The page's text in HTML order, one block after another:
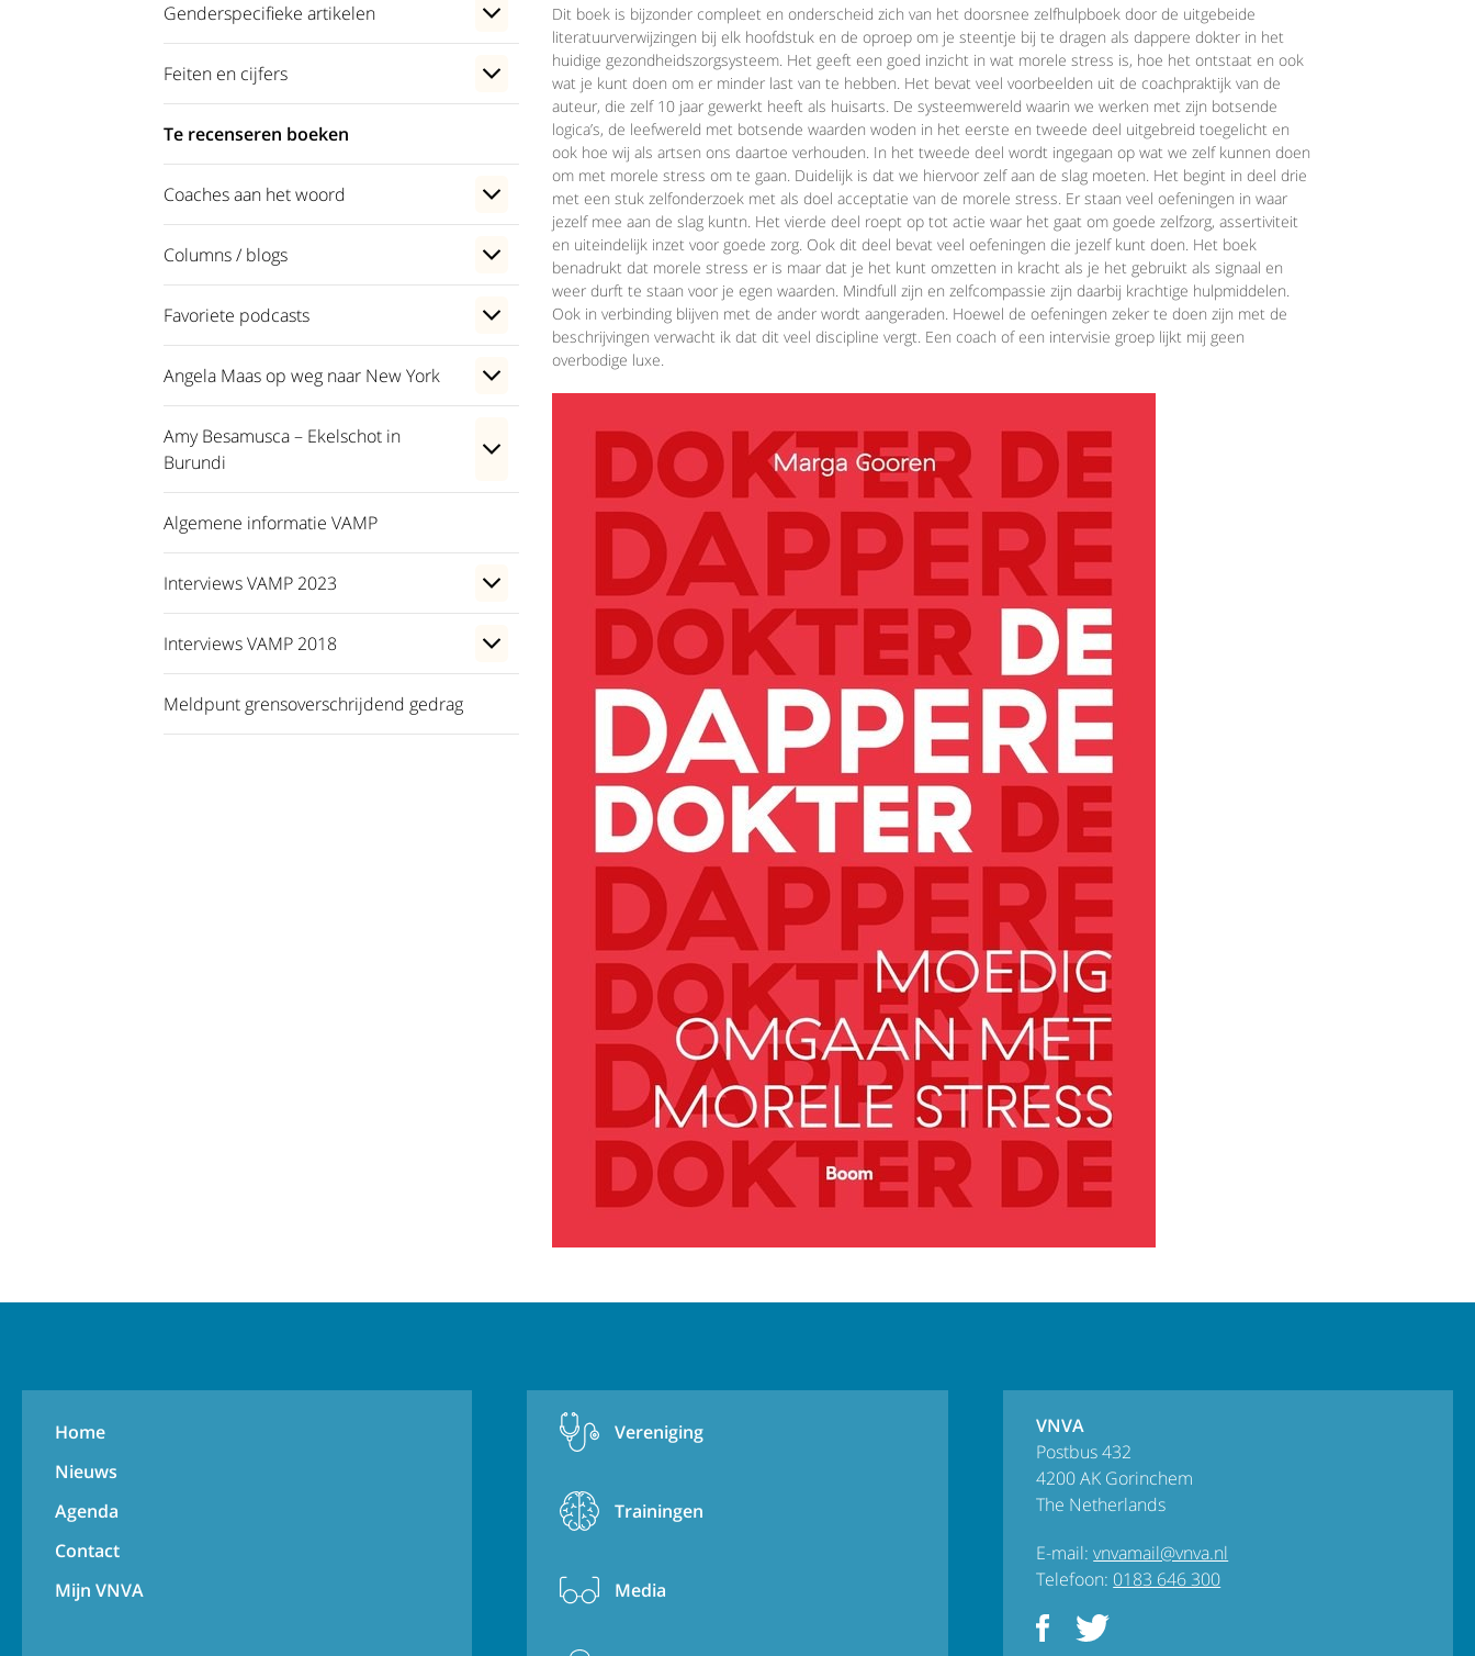
Genderspecifieke artikelen
Feiten en cijfers
Te recenseren boeken
Coaches aan het woord
Columns / blogs
Favoriete podcasts
Angela Maas op weg naar New York
Amy Besamusca – Ekelschot in
Burundi
Algemene informatie VAMP
Interviews VAMP 2023
Interviews VAMP 2018
Meldpunt grensoverschrijdend gedrag
Dit boek is bijzonder compleet en onderscheid zich van het doorsnee zelfhulpboek door de uitgebeide
literatuurverwijzingen bij elk hoofdstuk en de oproep om je steentje bij te dragen als dappere dokter in het
huidige gezondheidszorgsysteem. Het geeft een goed inzicht in wat morele stress is, hoe het ontstaat en ook
wat je kunt doen om er minder last van te hebben. Het bevat veel voorbeelden uit de coachpraktijk van de
auteur, die zelf 10 jaar gewerkt heeft als huisarts. De systeemwereld waarin we werken met zijn botsende
logica’s, de leefwereld met botsende waarden woden in het eerste en tweede deel uitgebreid toegelicht en
ook hoe wij als artsen ons daartoe verhouden. In het tweede deel wordt ingegaan op wat we zelf kunnen doen
om met morele stress om te gaan. Duidelijk is dat we hiervoor zelf aan de slag moeten. Het begint in deel drie
met een stuk zelfonderzoek met als doel acceptatie van de morele stress. Er staan veel oefeningen in waar
jezelf mee aan de slag kuntn. Het vierde deel roept op tot actie waar het gaat om goede zelfzorg, assertiviteit
en uiteindelijk inzet voor goede zorg. Ook dit deel bevat veel oefeningen die jezelf kunt doen. Het boek
benadrukt dat morele stress er is maar dat je het kunt omzetten in kracht als je het gebruikt als signaal en
weer durft te staan voor je egen waarden. Mindfull zijn en zelfcompassie zijn daarbij krachtige hulpmiddelen.
Ook in verbinding blijven met de ander wordt aangeraden. Hoewel de oefeningen zeker te doen zijn met de
beschrijvingen verwacht ik dat dit veel discipline vergt. Een coach of een intervisie groep lijkt mij geen
overbodige luxe.
Home
Nieuws
Agenda
Contact
Mijn VNVA
Vereniging
Trainingen
Media
VNVA
Postbus 432
4200 AK Gorinchem
The Netherlands
E-mail:vnvamail@vnva.nl
Telefoon: 0183 646 300